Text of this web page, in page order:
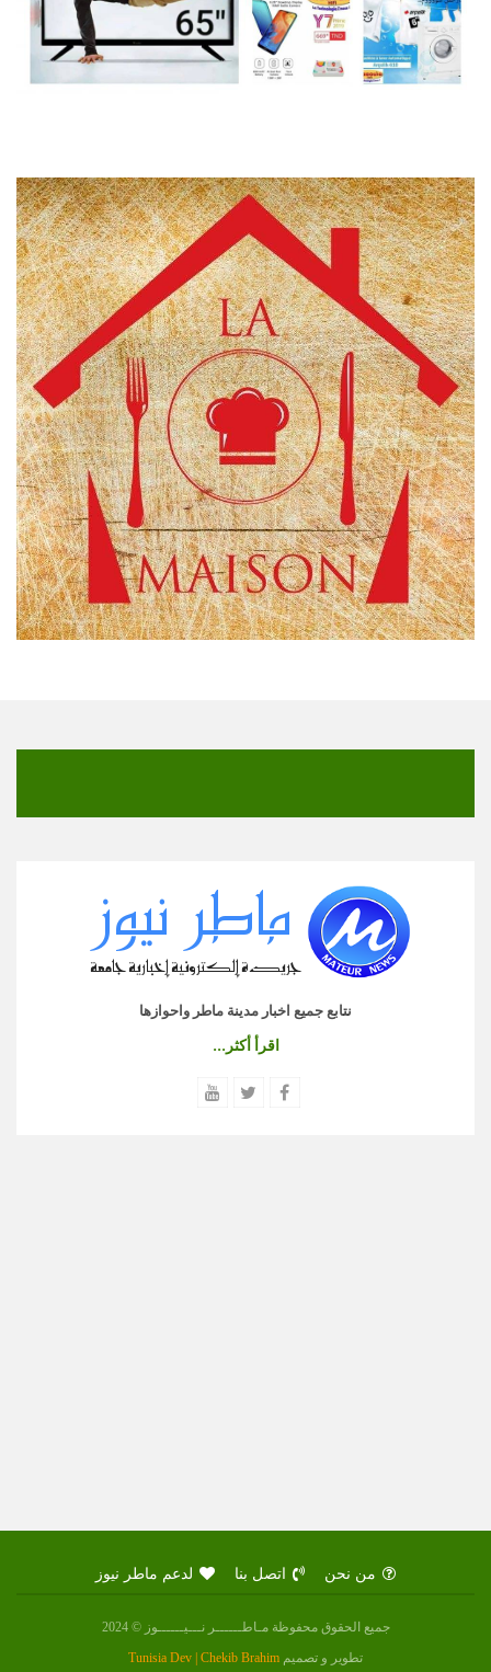
نتابع جميع اخبار مدينة ماطر واحوازها
اقرأ أكثر...
من نحن اتصل بنا لدعم ماطر نيوز
جميع الحقوق محفوظة مـاطــــــر نـــيــــــوز © 2024
تطوير و تصميم Tunisia Dev | Chekib Brahim